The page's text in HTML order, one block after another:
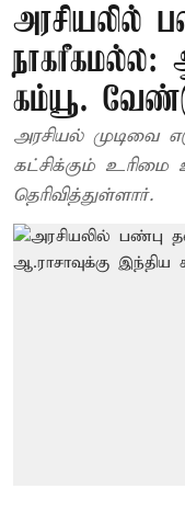
அரசியலில்
நாகரீகமல்ல:
கம்யூ.
அரசியல் முடிவை
கட்சிக்கும்
தெரிவித்துள்ளார்.